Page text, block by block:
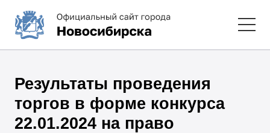
Результаты проведения
торгов в форме конкурса
22.01.2024 на право